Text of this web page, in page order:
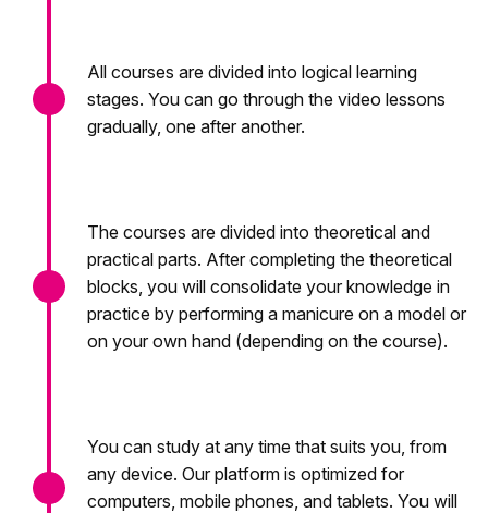
All courses are divided into logical learning
stages. You can go through the video lessons
gradually, one after another.
The courses are divided into theoretical and
practical parts. After completing the theoretical
blocks, you will consolidate your knowledge in
practice by performing a manicure on a model or
on your own hand (depending on the course).
You can study at any time that suits you, from
any device. Our platform is optimized for
computers, mobile phones, and tablets. You will